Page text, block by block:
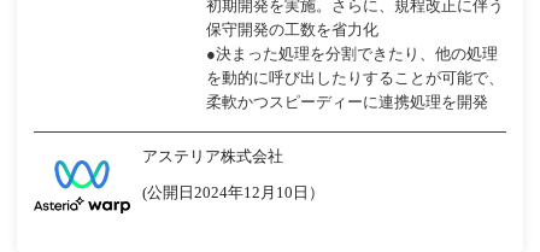
初期開発を実施。さらに、規程改正に伴う
保守開発の工数を省力化
●決まった処理を分割できたり、他の処理
を動的に呼び出したりすることが可能で、
柔軟かつスピーディーに連携処理を開発
アステリア株式会社
(公開日2024年12月10日）